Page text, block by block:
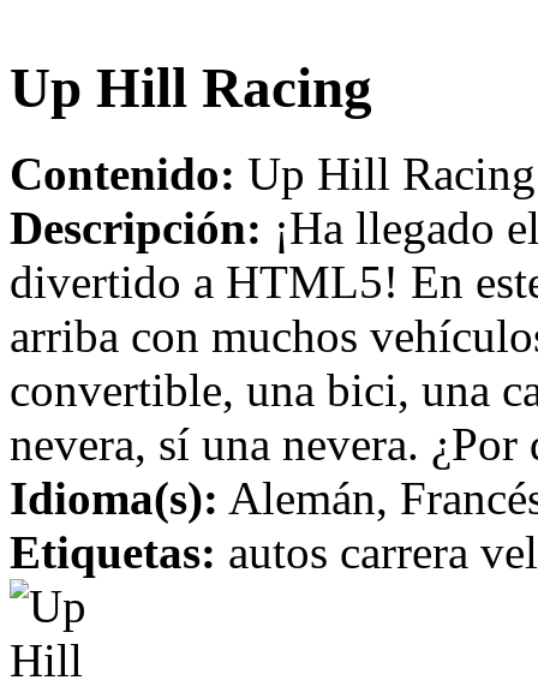
Up Hill Racing
Contenido: Up Hill
Descripción: ¡Ha llegado
divertido a HTML5! En
arriba con muchos
convertible, una bici, una
nevera, sí una nevera. ¿Por
Idioma(s): Alemán,
Etiquetas: autos carrera